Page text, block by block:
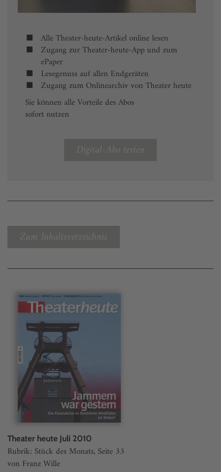
Alle Theater-heute-Artikel online lesen
Zugang zur Theater-heute-App und zum
ePaper
Lesegenuss auf allen Endgeräten
Zugang zum Onlinearchiv von Theater heute
Sie können alle Vorteile des Abos
sofort nutzen
Digital-Abo testen
Zum Inhaltsverzeichnis
Theater heute Juli 2010
Rubrik: Stück des Monats, Seite 33
von Franz Wille